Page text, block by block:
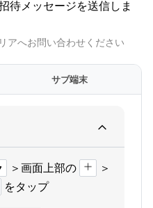
待メッセージを送信しま
アへお問い合わせください
サブ端末
＞画面上部の ＞
をタップ